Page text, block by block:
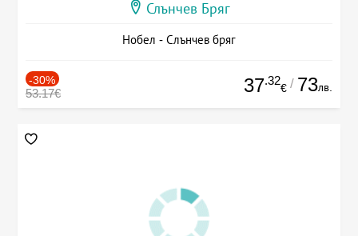
Слънчев Бряг
Нобел - Слънчев бряг
-30%
53.17€ 37.32
€ / 73лв.